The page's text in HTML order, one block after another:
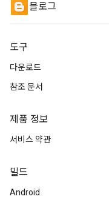
블로그
도구
다운로드
참조 문서
제품 정보
서비스 약관
빌드
Android